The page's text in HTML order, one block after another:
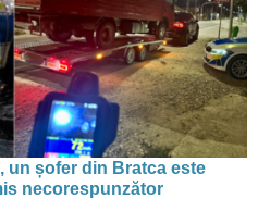
un șofer din Bratca este
necorespunzător